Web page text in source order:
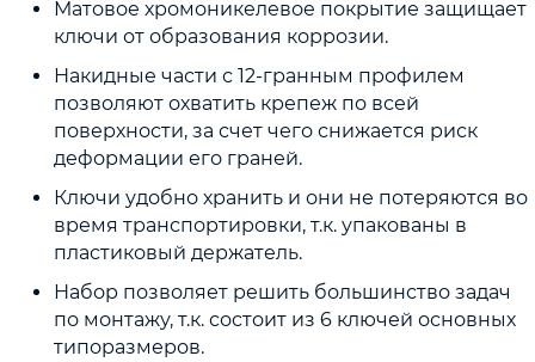
Матовое хромоникелевое покрытие защищает
ключи от образования коррозии.
Накидные части с 12-гранным профилем
позволяют охватить крепеж по всей
поверхности, за счет чего снижается риск
деформации его граней.
Ключи удобно хранить и они не потеряются во
время транспортировки, т.к. упакованы в
пластиковый держатель.
Набор позволяет решить большинство задач
по монтажу, т.к. состоит из 6 ключей основных
типоразмеров.